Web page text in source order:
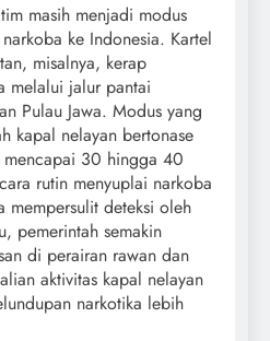
masih menjadi modus
ke Indonesia. Kartel
misalnya, kerap
melalui jalur pantai
Pulau Jawa. Modus yang
kapal nelayan bertonase
mencapai 30 hingga 40
rutin menyuplai narkoba
mempersulit deteksi oleh
pemerintah semakin
di perairan rawan dan
aktivitas kapal nelayan
narkotika lebih